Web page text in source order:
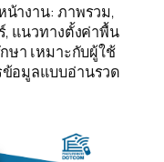
น้างาน: ภาพรวม,
, แนวทางตั้งค่าพื้น
า เหมาะกับผู้ใช้
อมูลแบบอ่านรวด